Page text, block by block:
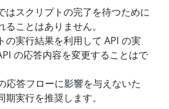
はスクリプトの完了を待つために
ことはありません。
の実行結果を利用して API の実
の応答内容を変更することはで
応答フローに影響を与えないた
実行を推奨します。